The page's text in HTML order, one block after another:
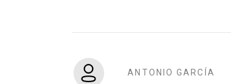
ANTONIO GARCÍA